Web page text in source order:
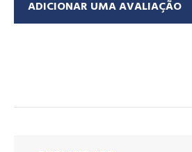
ADICIONAR UMA AVALIAÇÃO